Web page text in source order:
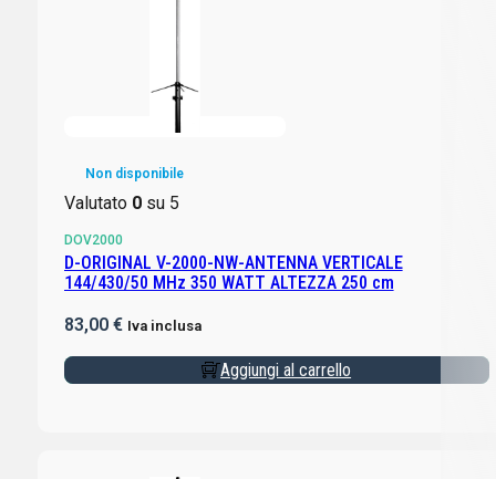
Non disponibile
Valutato 0su 5
DOV2000
D-ORIGINAL V-2000-NW-ANTENNA VERTICALE
144/430/50 MHz 350 WATT ALTEZZA 250 cm
83,00 € Iva inclusa
Aggiungi al carrello